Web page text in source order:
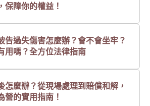
保障你的權益！
告過失傷害怎麼辦？會不會坐牢？
用嗎？全方位法律指南
怎麼辦？從現場處理到賠償和解，
營的實用指南！